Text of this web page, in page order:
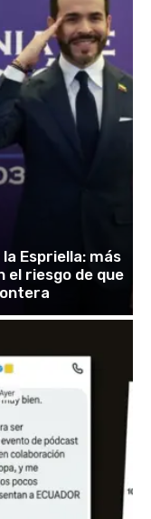
Espriella: más
el riesgo de que